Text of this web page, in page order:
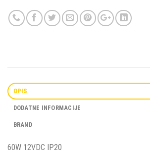
OPIS
DODATNE INFORMACIJE
BRAND
60W 12VDC IP20